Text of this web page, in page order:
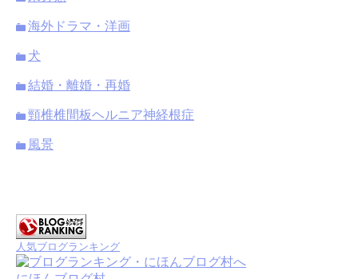
海外ドラマ・洋画
犬
結婚・離婚・再婚
頸椎椎間板ヘルニア神経根症
風景
人気ブログランキング